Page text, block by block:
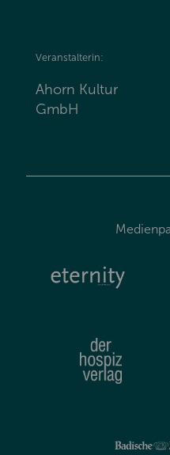
Veranstalterin:
Ahorn Kultur
GmbH